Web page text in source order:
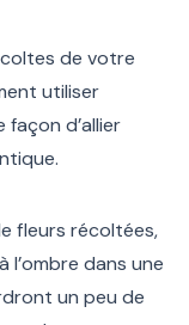
de votre
utiliser
façon d’allier
fleurs récoltées,
l’ombre dans une
un peu de